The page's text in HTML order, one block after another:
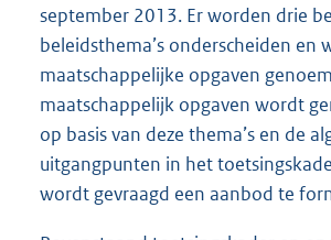
september 2013. Er worden drie
beleidsthema’s onderscheiden en
maatschappelijke opgaven
maatschappelijk opgaven wordt
op basis van deze thema’s en de
uitgangpunten in het
wordt gevraagd een aanbod te